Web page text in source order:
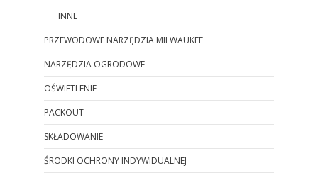
INNE
PRZEWODOWE NARZĘDZIA MILWAUKEE
NARZĘDZIA OGRODOWE
OŚWIETLENIE
PACKOUT
SKŁADOWANIE
ŚRODKI OCHRONY INDYWIDUALNEJ